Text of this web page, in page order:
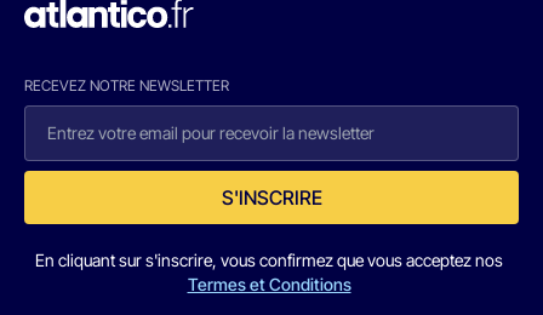
RECEVEZ NOTRE NEWSLETTER
S'INSCRIRE
En cliquant sur s'inscrire, vous confirmez que vous acceptez nos
Termes et Conditions